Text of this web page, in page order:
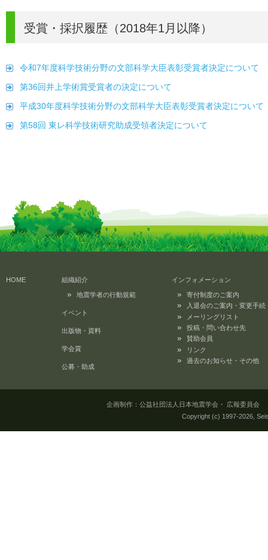
受賞・採択履歴（2018年1月以降）
令和7年度科学技術分野の文部科学大臣表彰受賞者決定について
第36回井上学術賞受賞者の決定について
平成30年度科学技術分野の文部科学大臣表彰受賞者決定について
第58回 東レ科学技術研究助成受領者決定について
HOME 組織紹介
地震学者の行動規範
イベント
出版物・資料
学会賞
公募・助成
インフォメーション
寄付制度のご案内
入退会のご案内・変更手続
メーリングリスト
投稿・問い合わせ先
賛助会員
リンク
過去のお知らせ・その他
企画制作：公益社団法人日本地震学会・ 広報委員
Copyright (c) 1997-2026,